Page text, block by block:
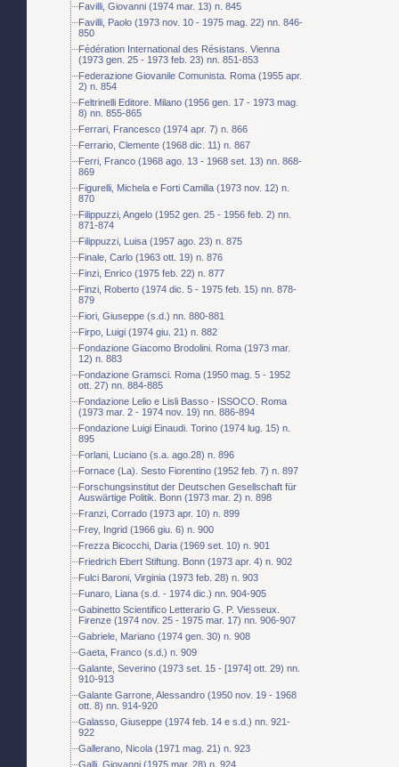
Favilli, Giovanni (1974 mar. 13) n. 845
Favilli, Paolo (1973 nov. 10 - 1975 mag. 22) nn. 846-
850
Fédération International des Résistans. Vienna
(1973 gen. 25 - 1973 feb. 23) nn. 851-853
Federazione Giovanile Comunista. Roma (1955 apr.
2) n. 854
Feltrinelli Editore. Milano (1956 gen. 17 - 1973 mag.
8) nn. 855-865
Ferrari, Francesco (1974 apr. 7) n. 866
Ferrario, Clemente (1968 dic. 11) n. 867
Ferri, Franco (1968 ago. 13 - 1968 set. 13) nn. 868-
869
Figurelli, Michela e Forti Camilla (1973 nov. 12) n.
870
Filippuzzi, Angelo (1952 gen. 25 - 1956 feb. 2) nn.
871-874
Filippuzzi, Luisa (1957 ago. 23) n. 875
Finale, Carlo (1963 ott. 19) n. 876
Finzi, Enrico (1975 feb. 22) n. 877
Finzi, Roberto (1974 dic. 5 - 1975 feb. 15) nn. 878-
879
Fiori, Giuseppe (s.d.) nn. 880-881
Firpo, Luigi (1974 giu. 21) n. 882
Fondazione Giacomo Brodolini. Roma (1973 mar.
12) n. 883
Fondazione Gramsci. Roma (1950 mag. 5 - 1952
ott. 27) nn. 884-885
Fondazione Lelio e Lisli Basso - ISSOCO. Roma
(1973 mar. 2 - 1974 nov. 19) nn. 886-894
Fondazione Luigi Einaudi. Torino (1974 lug. 15) n.
895
Forlani, Luciano (s.a. ago.28) n. 896
Fornace (La). Sesto Fiorentino (1952 feb. 7) n. 897
Forschungsinstitut der Deutschen Gesellschaft für
Auswärtige Politik. Bonn (1973 mar. 2) n. 898
Franzi, Corrado (1973 apr. 10) n. 899
Frey, Ingrid (1966 giu. 6) n. 900
Frezza Bicocchi, Daria (1969 set. 10) n. 901
Friedrich Ebert Stiftung. Bonn (1973 apr. 4) n. 902
Fulci Baroni, Virginia (1973 feb. 28) n. 903
Funaro, Liana (s.d. - 1974 dic.) nn. 904-905
Gabinetto Scientifico Letterario G. P. Viesseux.
Firenze (1974 nov. 25 - 1975 mar. 17) nn. 906-907
Gabriele, Mariano (1974 gen. 30) n. 908
Gaeta, Franco (s.d.) n. 909
Galante, Severino (1973 set. 15 - [1974] ott. 29) nn.
910-913
Galante Garrone, Alessandro (1950 nov. 19 - 1968
ott. 8) nn. 914-920
Galasso, Giuseppe (1974 feb. 14 e s.d.) nn. 921-
922
Gallerano, Nicola (1971 mag. 21) n. 923
Galli, Giovanni (1975 mar. 28) n. 924